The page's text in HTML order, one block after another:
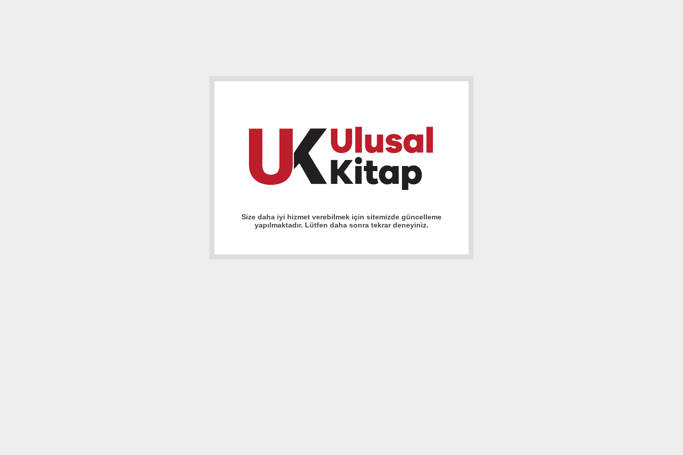
Size daha iyi hizmet verebilmek için sitemizde güncelleme
yapılmaktadır. Lütfen daha sonra tekrar deneyiniz.